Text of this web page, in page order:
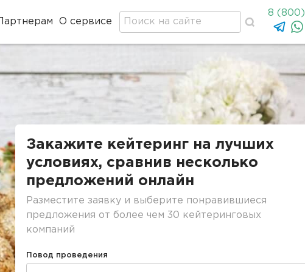
Партнерам О сервисе
8
Закажите кейтеринг на лучших
условиях, сравнив несколько
предложений онлайн
Разместите заявку и выберите понравившиеся
предложения от более чем 30 кейтеринговых
компаний
Повод проведения